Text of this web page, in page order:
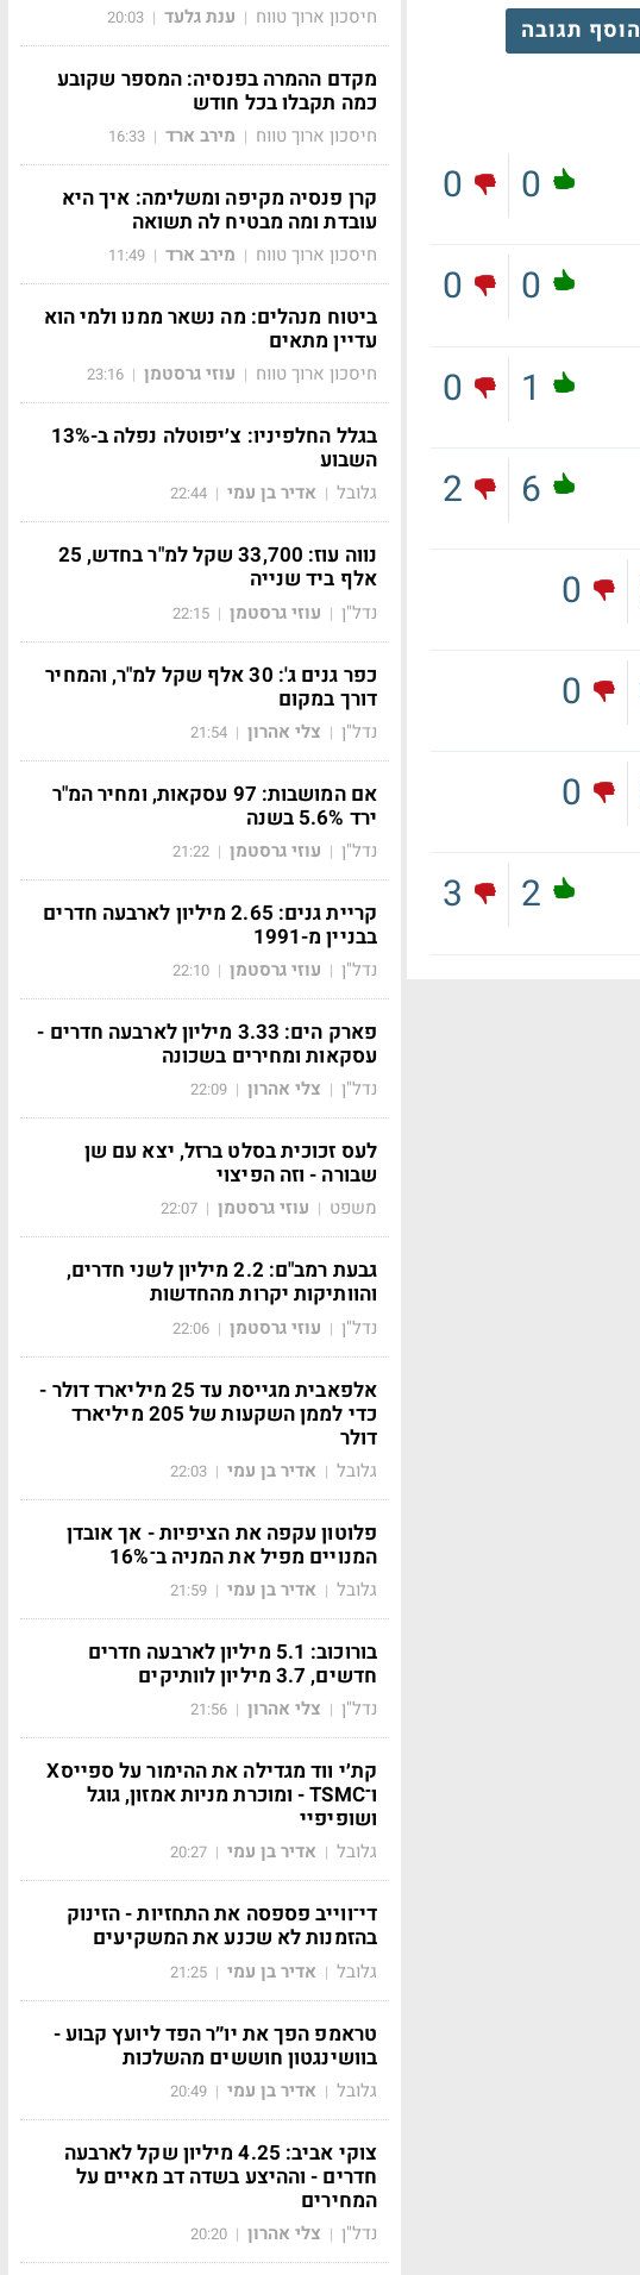
הוסף תגובה
0
0
0
0
1
0
6
2
0
0
0
2
3
חיסכון ארוך טווח | ענת גלעד |
20:03
מקדם ההמרה בפנסיה: המספר שקובע
כמה תקבלו בכל חודש
חיסכון ארוך טווח | מירב ארד |
16:33
קרן פנסיה מקיפה ומשלימה: איך היא
עובדת ומה מבטיח לה תשואה
חיסכון ארוך טווח | מירב ארד |
11:49
ביטוח מנהלים: מה נשאר ממנו ולמי הוא
עדיין מתאים
חיסכון ארוך טווח | עוזי גרסטמן |
23:16
בגלל החלפיניו: צ׳יפוטלה נפלה ב-13%
השבוע
גלובל | אדיר בן עמי |
22:44
נווה עוז: 33,700 שקל למ"ר בחדש, 25
אלף ביד שנייה
נדל"ן | עוזי גרסטמן |
22:15
כפר גנים ג': 30 אלף שקל למ"ר, והמחיר
דורך במקום
נדל"ן | צלי אהרון |
21:54
אם המושבות: 97 עסקאות, ומחיר המ"ר
ירד 5.6% בשנה
נדל"ן | עוזי גרסטמן |
21:22
קריית גנים: 2.65 מיליון לארבעה חדרים
בבניין מ-1991
נדל"ן | עוזי גרסטמן |
22:10
פארק הים: 3.33 מיליון לארבעה חדרים -
עסקאות ומחירים בשכונה
נדל"ן | צלי אהרון |
22:09
לעס זכוכית בסלט ברזל, יצא עם שן
שבורה - וזה הפיצוי
משפט | עוזי גרסטמן |
22:07
גבעת רמב"ם: 2.2 מיליון לשני חדרים,
והוותיקות יקרות מהחדשות
נדל"ן | עוזי גרסטמן |
22:06
אלפאבית מגייסת עד 25 מיליארד דולר -
כדי לממן השקעות של 205 מיליארד
דולר
גלובל | אדיר בן עמי |
22:03
פלוטון עקפה את הציפיות - אך אובדן
המנויים מפיל את המניה ב־16%
גלובל | אדיר בן עמי |
21:59
בורוכוב: 5.1 מיליון לארבעה חדרים
חדשים, 3.7 מיליון לוותיקים
נדל"ן | צלי אהרון |
21:56
קת׳י ווד מגדילה את ההימור על ספייסX
ו־TSMC - ומוכרת מניות אמזון, גוגל
ושופיפיי
גלובל | אדיר בן עמי |
20:27
די־ווייב פספסה את התחזיות - הזינוק
בהזמנות לא שכנע את המשקיעים
גלובל | אדיר בן עמי |
21:25
טראמפ הפך את יו״ר הפד ליועץ קבוע -
בוושינגטון חוששים מהשלכות
גלובל | אדיר בן עמי |
20:49
צוקי אביב: 4.25 מיליון שקל לארבעה
חדרים - וההיצע בשדה דב מאיים על
המחירים
נדל"ן | צלי אהרון |
20:20